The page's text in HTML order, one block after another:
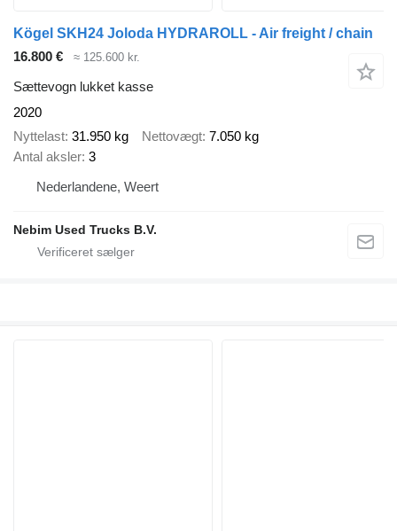
Kögel SKH24 Joloda HYDRAROLL - Air freight / chain
16.800 €
≈ 125.600 kr.
Sættevogn lukket kasse
2020
Nyttelast 31.950 kg Nettovægt 7.050 kg
Antal aksler 3
Nederlandene, Weert
Nebim Used Trucks B.V.